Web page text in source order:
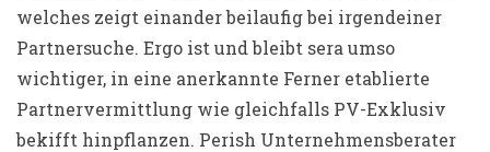
welches zeigt einander beilaufig bei irgendeiner
Partnersuche. Ergo ist und bleibt sera umso
wichtiger, in eine anerkannte Ferner etablierte
Partnervermittlung wie gleichfalls PV-Exklusiv
bekifft hinpflanzen. Perish Unternehmensberater